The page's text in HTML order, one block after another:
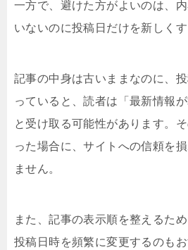
一方で、避けた方がよいのは、
いないのに投稿日だけを新しくす
記事の中身は古いままなのに、
っていると、読者は「最新情報
と受け取る可能性があります。
った場合に、サイトへの信頼を
ません。
また、記事の表示順を整えるた
投稿日時を頻繁に変更するのも